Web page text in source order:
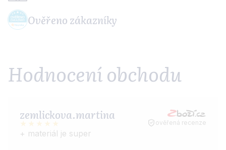
Ověřeno zákazníky
Hodnocení obchodu
zemlickova.martina
ověřená recenze
+ materiál je super